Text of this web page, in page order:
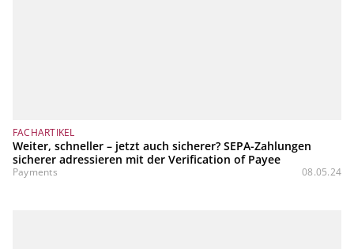
FACHARTIKEL
Weiter, schneller – jetzt auch sicherer? SEPA-Zahlungen
sicherer adressieren mit der Verification of Payee
Payments 08.05.24